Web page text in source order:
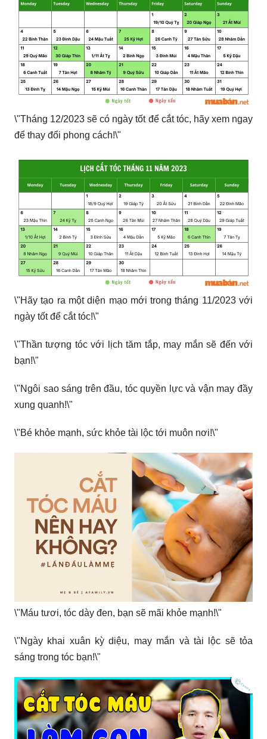
\"Tháng 12/2023 sẽ có ngày tốt để cắt tóc, hãy xem ngay
để thay đổi phong cách!\"
\"Hãy tạo ra một diện mạo mới trong tháng 11/2023 với
ngày tốt để cắt tóc!\"
\"Thần tượng tóc với lịch tăm tắp, may mắn sẽ đến với
bạn!\"
\"Ngôi sao sáng trên đầu, tóc quyền lực và vận may đầy
xung quanh!\"
\"Bé khỏe mạnh, sức khỏe tài lộc tới muôn nơi!\"
\"Máu tươi, tóc dày đen, bạn sẽ mãi khỏe mạnh!\"
\"Ngày khai xuân kỳ diệu, may mắn và tài lộc sẽ tỏa
sáng trong tóc bạn!\"